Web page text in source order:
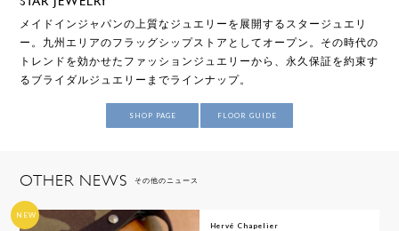
メイドインジャパンの上質なジュエリーを展開するスタージュエリ
ー。九州エリアのフラッグシップストアとしてオープン。その時代の
トレンドを効かせたファッションジュエリーから、永久保証を約束す
るブライダルジュエリーまでラインナップ。
SHOP PAGE FLOOR GUIDE
OTHER NEWS その他のニュース
NEW
Hervé Chapelier